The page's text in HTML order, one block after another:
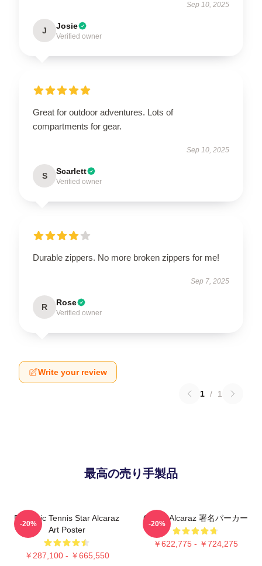
Sep 10, 2025
J Josie
Verified owner
Great for outdoor adventures. Lots of
compartments for gear.
Sep 10, 2025
S Scarlett
Verified owner
Durable zippers. No more broken zippers for me!
Sep 7, 2025
R Rose
Verified owner
Write your review
1 / 1
最高の売り手製品
Dynamic Tennis Star Alcaraz
Art Poster
￥287,100 - ￥665,550
-20%
Carlos Alcaraz 署名パーカー
￥622,775 - ￥724,275
-20%